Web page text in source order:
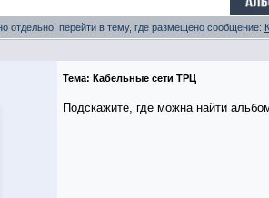
отдельно, перейти в тему, где размещено сообщение:
Тема: Кабельные сети ТРЦ
Подскажите, где можна найти